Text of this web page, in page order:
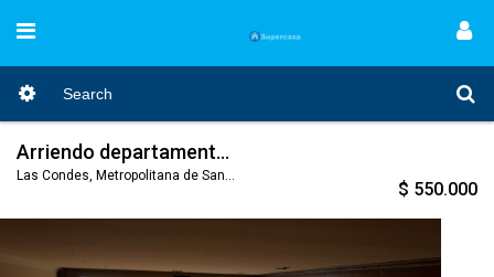
Arriendo departamento en Las Condes
Las Condes, Metropolitana de Santiago, Nro. Código 472
$ 550.000